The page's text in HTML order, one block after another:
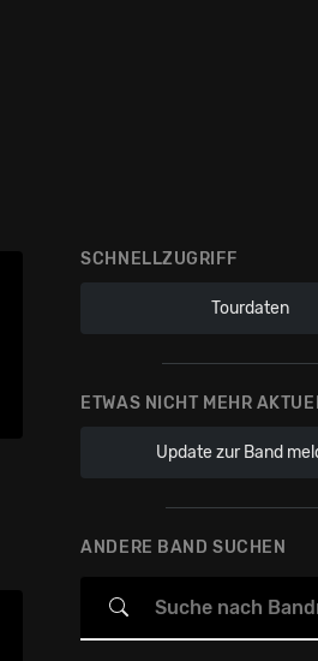
SCHNELLZUGRIFF
Tourdaten
ETWAS NICHT MEHR
Update zur Band
ANDERE BAND SUCHEN